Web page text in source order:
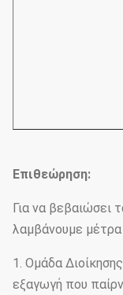
Επιθεώρηση:
Για να βεβαιώσει
λαμβάνουμε
1. Ομάδα
εξαγωγή που